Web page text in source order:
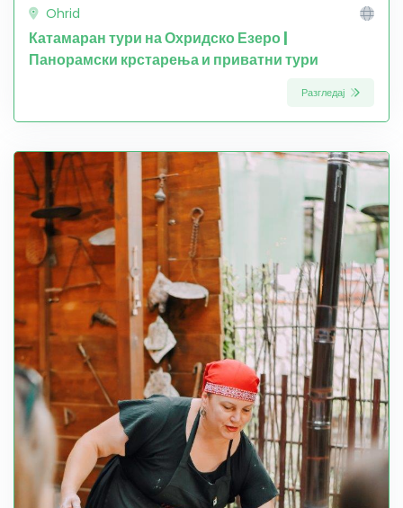
Ohrid
Катамаран тури на Охридско Езеро |
Панорамски крстарења и приватни тури
Разгледај